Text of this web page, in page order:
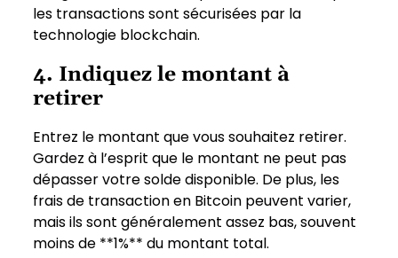
les transactions sont sécurisées par la
technologie blockchain.
4. Indiquez le montant à
retirer
Entrez le montant que vous souhaitez retirer.
Gardez à l’esprit que le montant ne peut pas
dépasser votre solde disponible. De plus, les
frais de transaction en Bitcoin peuvent varier,
mais ils sont généralement assez bas, souvent
moins de **1%** du montant total.